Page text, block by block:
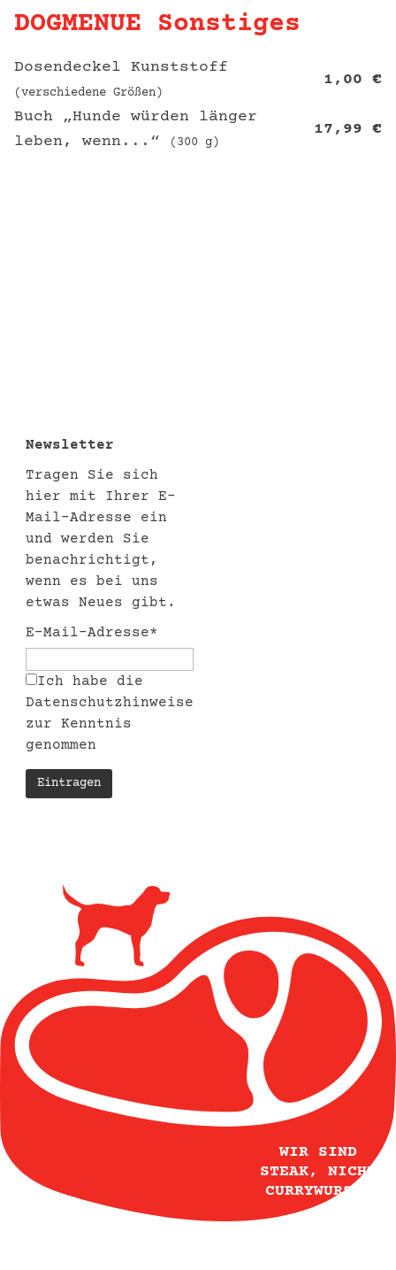
DOGMENUE Sonstiges
Dosendeckel Kunststoff
(verschiedene Größen)
1,00 €
Buch „Hunde würden länger
leben, wenn...“
(300 g)
17,99 €
Newsletter
Tragen Sie sich
hier mit Ihrer E-
Mail-Adresse ein
und werden Sie
benachrichtigt,
wenn es bei uns
etwas Neues gibt.
E-Mail-Adresse*
Ich habe die
Datenschutzhinweise
zur Kenntnis
genommen
WIR SIND
STEAK, NICHT
CURRYWURST!